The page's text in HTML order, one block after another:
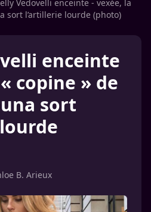
Vedovelli enceinte - vexée, la
sort l’artillerie lourde (photo)
enceinte
copine » de
sort
B. Arieux